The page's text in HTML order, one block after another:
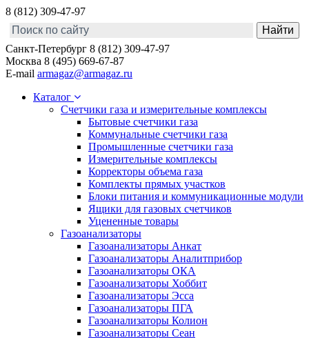
8 (812) 309-47-97
Санкт-Петербург 8 (812) 309-47-97
Москва 8 (495) 669-67-87
E-mail armagaz@armagaz.ru
Каталог
Счетчики газа и измерительные комплексы
Бытовые счетчики газа
Коммунальные счетчики газа
Промышленные счетчики газа
Измерительные комплексы
Корректоры объема газа
Комплекты прямых участков
Блоки питания и коммуникационные модули
Ящики для газовых счетчиков
Уцененные товары
Газоанализаторы
Газоанализаторы Анкат
Газоанализаторы Аналитприбор
Газоанализаторы ОКА
Газоанализаторы Хоббит
Газоанализаторы Эсса
Газоанализаторы ПГА
Газоанализаторы Колион
Газоанализаторы Сеан